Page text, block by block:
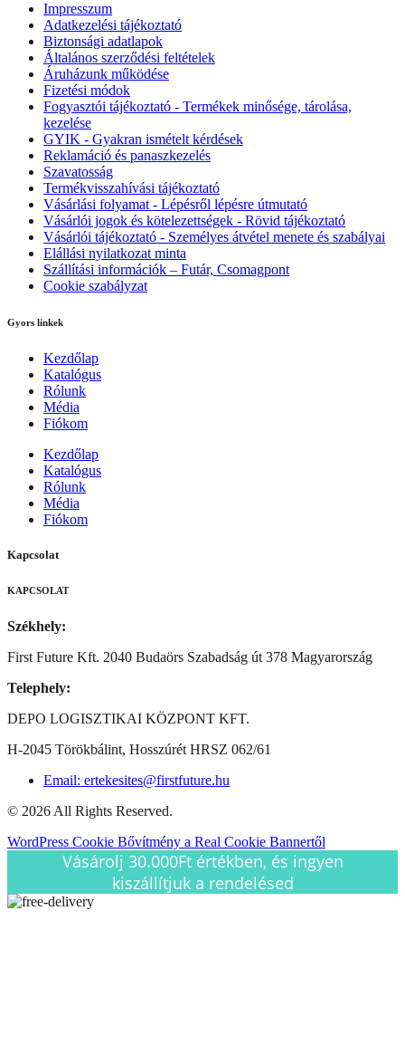
Impresszum
Adatkezelési tájékoztató
Biztonsági adatlapok
Általános szerződési feltételek
Áruházunk működése
Fizetési módok
Fogyasztói tájékoztató - Termékek minősége, tárolása,
kezelése
GYIK - Gyakran ismételt kérdések
Reklamáció és panaszkezelés
Szavatosság
Termékvisszahívási tájékoztató
Vásárlási folyamat - Lépésről lépésre útmutató
Vásárlói jogok és kötelezettségek - Rövid tájékoztató
Vásárlói tájékoztató - Személyes átvétel menete és szabályai
Elállási nyilatkozat minta
Szállítási információk – Futár, Csomagpont
Cookie szabályzat
Gyors linkek
Kezdőlap
Katalógus
Rólunk
Média
Fiókom
Kezdőlap
Katalógus
Rólunk
Média
Fiókom
Kapcsolat
KAPCSOLAT
Székhely:
First Future Kft. 2040 Budaörs Szabadság út 378 Magyarország
Telephely:
DEPO LOGISZTIKAI KÖZPONT KFT.
H-2045 Törökbálint, Hosszúrét HRSZ 062/61
Email: ertekesites@firstfuture.hu
© 2026 All Rights Reserved.
WordPress Cookie Bővítmény a Real Cookie Bannertől
Vásárolj 30.000Ft értékben, és ingyen
kiszállítjuk a rendelésed